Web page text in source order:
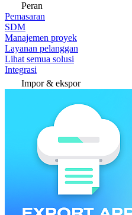
Peran
Pemasaran
SDM
Manajemen proyek
Layanan pelanggan
Lihat semua solusi
Integrasi
Impor & ekspor